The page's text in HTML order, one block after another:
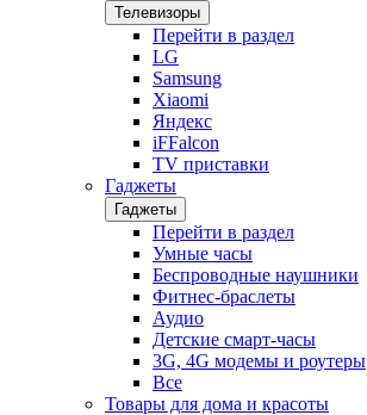
Телевизоры
Перейти в раздел
LG
Samsung
Xiaomi
Яндекс
iFFalcon
TV приставки
Гаджеты
Гаджеты
Перейти в раздел
Умные часы
Беспроводные наушники
Фитнес-браслеты
Аудио
Детские смарт-часы
3G, 4G модемы и роутеры
Все
Товары для дома и красоты